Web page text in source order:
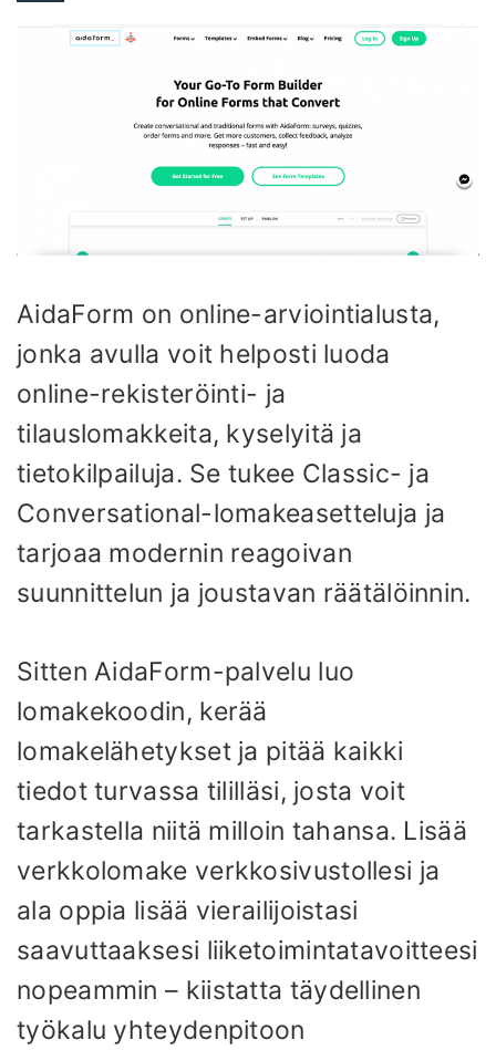
AidaForm on online-arviointialusta,
jonka avulla voit helposti luoda
online-rekisteröinti- ja
tilauslomakkeita, kyselyitä ja
tietokilpailuja. Se tukee Classic- ja
Conversational-lomakeasetteluja ja
tarjoaa modernin reagoivan
suunnittelun ja joustavan räätälöinnin.
Sitten AidaForm-palvelu luo
lomakekoodin, kerää
lomakelähetykset ja pitää kaikki
tiedot turvassa tililläsi, josta voit
tarkastella niitä milloin tahansa. Lisää
verkkolomake verkkosivustollesi ja
ala oppia lisää vierailijoistasi
saavuttaaksesi liiketoimintatavoitteesi
nopeammin – kiistatta täydellinen
työkalu yhteydenpitoon